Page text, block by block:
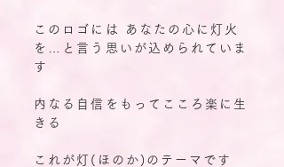
このロゴには あなたの心に灯火
を…と言う思いが込められていま
す
内なる自信をもってこころ楽に生
きる
これが灯(ほのか)のテーマです